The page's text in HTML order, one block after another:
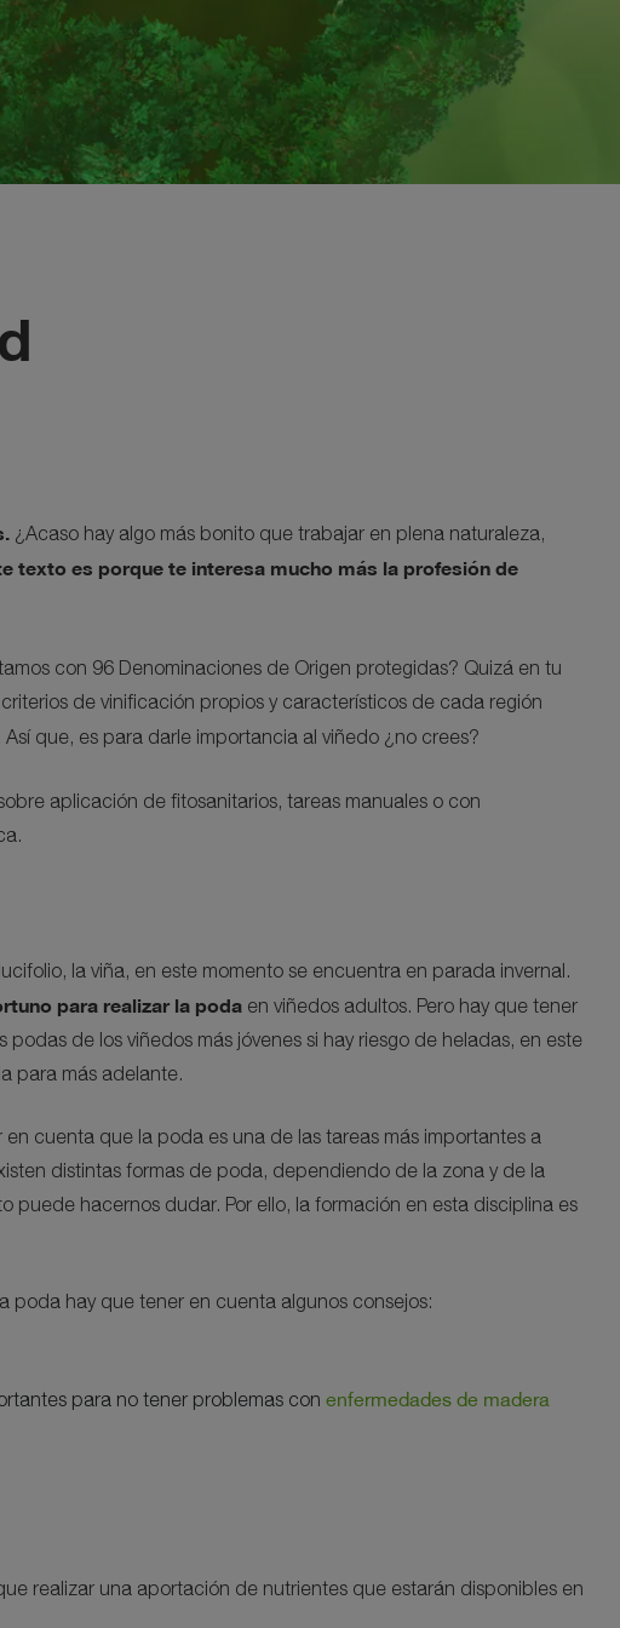
¿Acaso hay algo más bonito que trabajar en plena naturaleza,
texto es porque te interesa mucho más la profesión de
con 96 Denominaciones de Origen protegidas? Quizá en tu
de vinificación propios y característicos de cada región
. Así que, es para darle importancia al viñedo ¿no crees?
aplicación de fitosanitarios, tareas manuales o con
la viña, en este momento se encuentra en parada invernal.
para realizar la poda en viñedos adultos. Pero hay que tener
de los viñedos más jóvenes si hay riesgo de heladas, en este
para más adelante.
en cuenta que la poda es una de las tareas más importantes a
distintas formas de poda, dependiendo de la zona y de la
puede hacernos dudar. Por ello, la formación en esta disciplina es
poda hay que tener en cuenta algunos consejos:
para no tener problemas con enfermedades de madera
realizar una aportación de nutrientes que estarán disponibles en